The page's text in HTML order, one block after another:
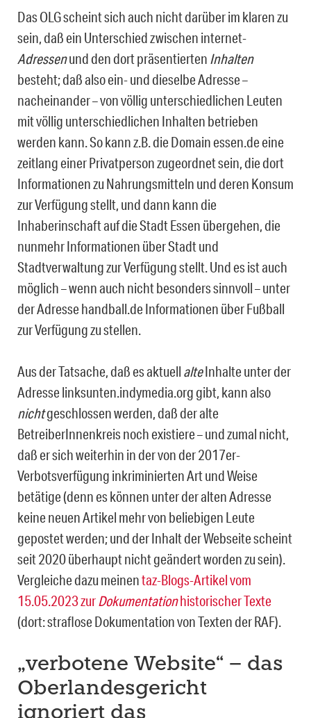
Das OLG scheint sich auch nicht darüber im klaren zu
sein, daß ein Unterschied zwi­schen internet-
Adressenund den dort präsentierten Inhalten
besteht; daß also ein- und dieselbe Adresse –
nacheinander – von völlig unterschiedlichen Leuten
mit völlig unter­schiedlichen Inhalten betrieben
werden kann. So kann z.B. die Domain essen.de eine
zeitlang einer Privatperson zugeordnet sein, die dort
Informationen zu Nahrungsmitteln und deren Konsum
zur Verfügung stellt, und dann kann die
Inhaberinschaft auf die Stadt Essen übergehen, die
nunmehr Informationen über Stadt und
Stadtverwaltung zur Verfü­gung stellt. Und es ist auch
möglich – wenn auch nicht besonders sinnvoll – unter
der Adresse handball.de Informationen über Fußball
zur Verfügung zu stellen.
Aus der Tatsache, daß es aktuell alteInhalte unter der
Adresse linksunten.indymedia.org gibt, kann also
nichtgeschlossen werden, daß der alte
BetreiberInnenkreis noch existiere – und zumal nicht,
daß er sich weiterhin in der von der 2017er-
Verbotsverfügung inkrimi­nierten Art und Weise
betätige (denn es können unter der alten Adresse
keine neuen Arti­kel mehr von beliebigen Leute
gepostet werden; und der Inhalt der Webseite scheint
seit 2020 überhaupt nicht geändert worden zu sein).
Vergleiche dazu meinentaz-Blogs-Artikel vom
15.05.2023 zurDokumentationhistorischer Texte
(dort: straflose Dokumenta­tion von Texten der RAF).
„verbotene Website“ – das
Oberlandesgericht
ignoriert das